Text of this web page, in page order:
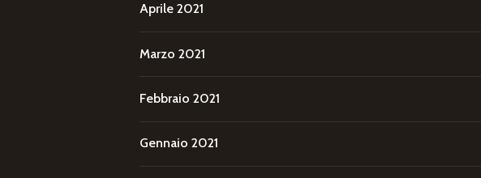
Aprile 2021
Marzo 2021
Febbraio 2021
Gennaio 2021